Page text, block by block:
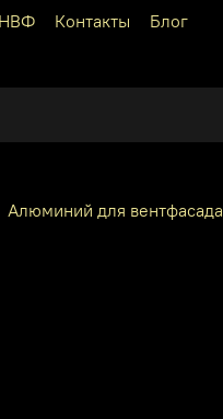
НВФ Контакты Блог
Алюминий для вентфасада